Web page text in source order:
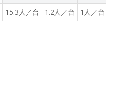
15.3人／台 1.2人／台 1人／台